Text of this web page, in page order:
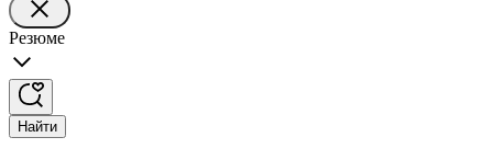
Резюме
Найти